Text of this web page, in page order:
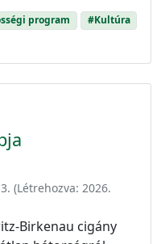
program
#Kultúra
(Létrehozva: 2026.
Birkenau cigány